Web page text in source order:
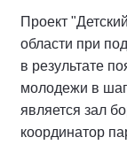
Проект
области при
в результате
молодежи в
является зал
координатор